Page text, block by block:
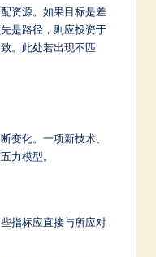
资源。如果目标是差
是路径，则应投资于
。此处若出现不匹
变化。一项新技术、
力模型。
指标应直接与所应对